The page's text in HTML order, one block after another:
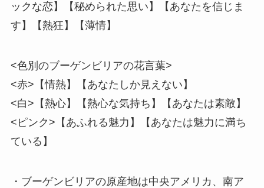
ックな恋】【秘められた思い】【あなたを信じま
す】【熱狂】【薄情】
<色別のブーゲンビリアの花言葉>
<赤>【情熱】【あなたしか見えない】
<白>【熱心】【熱心な気持ち】【あなたは素敵】
<ピンク>【あふれる魅力】【あなたは魅力に満ち
ている】
・ブーゲンビリアの原産地は中央アメリカ、南ア